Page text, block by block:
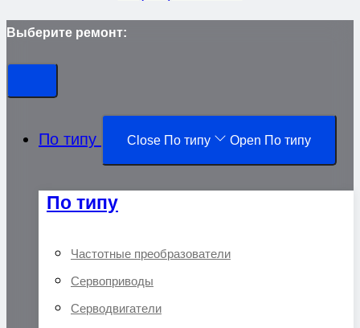
Выберите ремонт:
По типу Close По типу Open По типу
По типу
Частотные преобразователи
Сервоприводы
Серводвигатели